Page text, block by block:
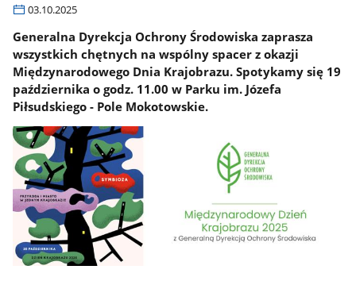
03.10.2025
Generalna Dyrekcja Ochrony Środowiska zaprasza
wszystkich chętnych na wspólny spacer z okazji
Międzynarodowego Dnia Krajobrazu. Spotykamy się 19
października o godz. 11.00 w Parku im. Józefa
Piłsudskiego - Pole Mokotowskie.